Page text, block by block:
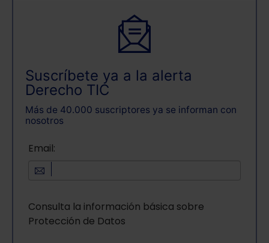
Suscríbete ya a la alerta
Derecho TIC
Más de 40.000 suscriptores ya se informan con
nosotros
Email:
Consulta la información básica sobre
Protección de Datos